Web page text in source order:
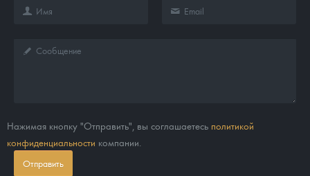
Нажимая кнопку "Отправить", вы соглашаетесь политикой
конфиденциальности компании.
Отправить